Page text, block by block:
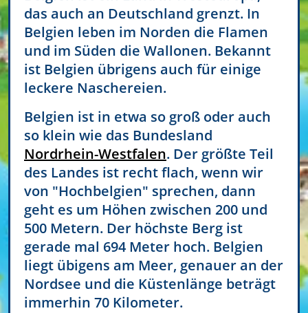
das auch an Deutschland grenzt. In
Belgien leben im Norden die Flamen
und im Süden die Wallonen. Bekannt
ist Belgien übrigens auch für einige
leckere Naschereien.
Belgien ist in etwa so groß oder auch
so klein wie das Bundesland
Nordrhein-Westfalen. Der größte Teil
des Landes ist recht flach, wenn wir
von "Hochbelgien" sprechen, dann
geht es um Höhen zwischen 200 und
500 Metern. Der höchste Berg ist
gerade mal 694 Meter hoch. Belgien
liegt übigens am Meer, genauer an der
Nordsee und die Küstenlänge beträgt
immerhin 70 Kilometer.